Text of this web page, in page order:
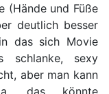
(Hände und Füße
deutlich besser
das sich Movie
schlanke, sexy
aber man kann